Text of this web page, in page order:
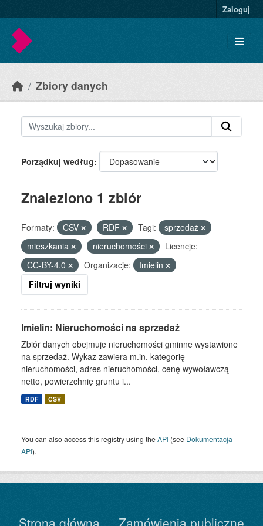
Zaloguj
Zbiory danych
Porządkuj według
Znaleziono 1 zbiór
Formaty: CSV RDF Tagi:
sprzedaż
mieszkania
nieruchomości
Licencje:
CC-BY-4.0
Organizacje:
Imielin
Filtruj wyniki
Imielin: Nieruchomości na sprzedaż
Zbiór danych obejmuje nieruchomości gminne wystawione
na sprzedaż. Wykaz zawiera m.in. kategorię
nieruchomości, adres nieruchomości, cenę wywoławczą
netto, powierzchnię gruntu i...
RDF CSV
You can also access this registry using theAPI (see Dokumentacja
API).
Strona główna Zamówienia publiczne